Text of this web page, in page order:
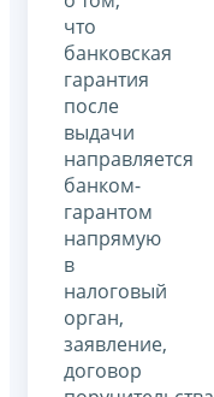
что
банковская
гарантия
после
выдачи
направляется
банком-
гарантом
напрямую
в
налоговый
орган,
заявление,
договор